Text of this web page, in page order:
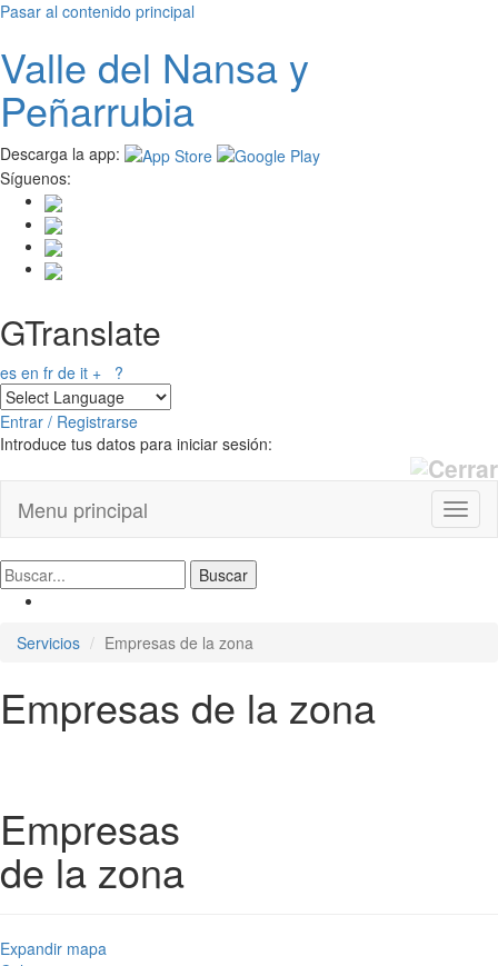
Pasar al contenido principal
Valle del Nansay
Peñarrubia
Descarga la app:
Síguenos:
GTranslate
es en fr de it + ?
Entrar / Registrarse
Introduce tus datos para iniciar sesión:
Menu principal
Servicios Empresas de la zona
Empresas de la zona
Empresas
de la zona
Expandir mapa